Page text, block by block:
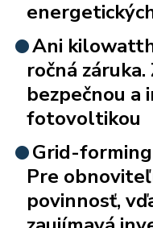
Ani
ročná
bezpečnou
fotovoltikou
Grid-
Pre
povinnosť,